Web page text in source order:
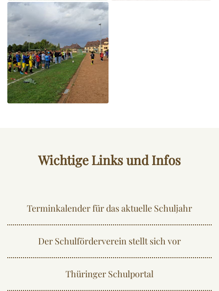
Wichtige Links und Infos
Terminkalender für das aktuelle Schuljahr
Der Schulförderverein stellt sich vor
Thüringer Schulportal